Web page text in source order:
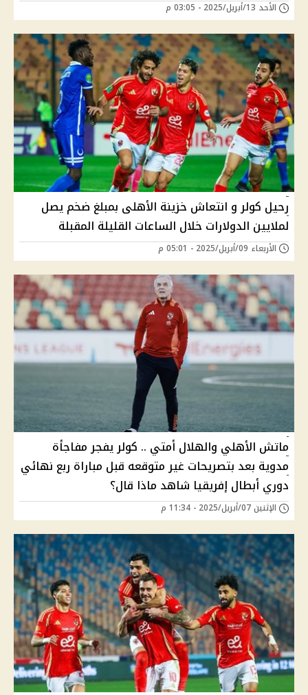
الأحد 13/أبريل/2025 - 03:05 م
رحيل كولر و انتعاش خزينة الأهلى بمبلغ ضخم يصل
لملايين الدولارات خلال الساعات القليلة المقبلة
الأربعاء 09/أبريل/2025 - 05:01 م
ماتش الأهلي والهلال أمتي .. كولر يفجر مفاجأة
مدوية بعد بتصريحات غير متوقعه قبل مباراة ربع نهائي
دوري أبطال إفريقيا شاهد ماذا قال؟
الإثنين 07/أبريل/2025 - 11:34 م